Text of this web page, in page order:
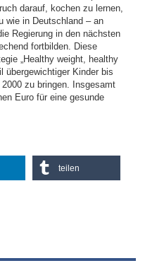
darauf, kochen zu lernen,
wie in Deutschland – an
Regierung in den nächsten
fortbilden. Diese
„Healthy weight, healthy
übergewichtiger Kinder bis
zu bringen. Insgesamt
Euro für eine gesunde
teilen